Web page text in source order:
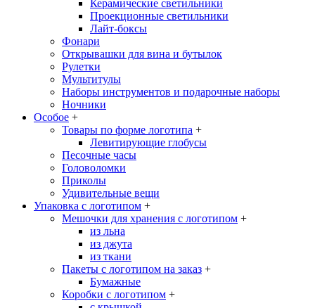
Керамические светильники
Проекционные светильники
Лайт-боксы
Фонари
Открывашки для вина и бутылок
Рулетки
Мультитулы
Наборы инструментов и подарочные наборы
Ночники
Особое +
Товары по форме логотипа +
Левитирующие глобусы
Песочные часы
Головоломки
Приколы
Удивительные вещи
Упаковка с логотипом +
Мешочки для хранения с логотипом +
из льна
из джута
из ткани
Пакеты с логотипом на заказ +
Бумажные
Коробки с логотипом +